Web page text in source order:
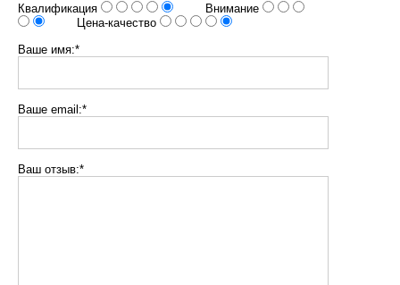
Квалификация
Внимание
Цена-качество
Ваше имя:*
Ваше email:*
Ваш отзыв:*